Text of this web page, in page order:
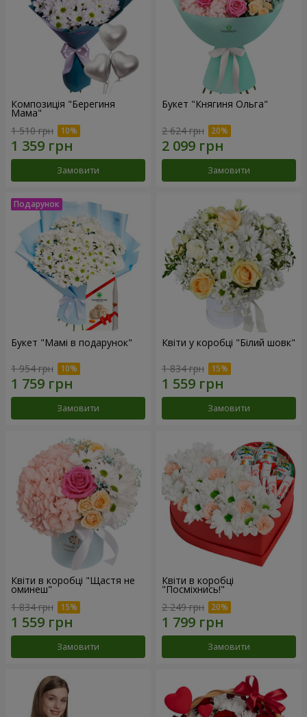
Композиція "Берегиня
Мама"
1 510 грн
Замовити
Букет "Княгиня Ольга"
2 624 грн
Замовити
Букет "Мамі в подарунок"
1 954 грн
Замовити
Квіти у коробці "Білий шовк"
1 834 грн
Замовити
Квіти в коробці "Щастя не
оминеш"
1 834 грн
Замовити
Квіти в коробці
"Посміхнись!"
2 249 грн
Замовити